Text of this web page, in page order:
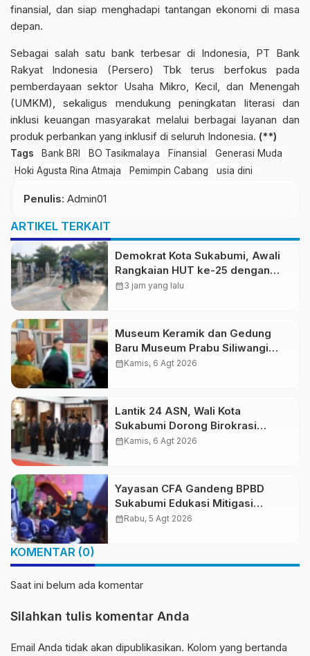
finansial, dan siap menghadapi tantangan ekonomi di masa
depan.
Sebagai salah satu bank terbesar di Indonesia, PT Bank
Rakyat Indonesia (Persero) Tbk terus berfokus pada
pemberdayaan sektor Usaha Mikro, Kecil, dan Menengah
(UMKM), sekaligus mendukung peningkatan literasi dan
inklusi keuangan masyarakat melalui berbagai layanan dan
produk perbankan yang inklusif di seluruh Indonesia. (**)
Tags Bank BRI BO Tasikmalaya Finansial
Generasi Muda
Hoki Agusta Rina Atmaja
Pemimpin Cabang usia dini
Penulis: Admin01
ARTIKEL TERKAIT
Demokrat Kota Sukabumi, Awali
Rangkaian HUT ke-25 dengan
Aksi Bersih Masjid Agung dan
calendar_month3 jam yang lalu
Museum Keramik dan Gedung
Baru Museum Prabu Siliwangi
Diresmikan, Ponpes Al-Fath
calendar_monthKamis, 6 Agt 2026
Lantik 24 ASN, Wali Kota
Sukabumi Dorong Birokrasi
Profesional dan Adaptif
calendar_monthKamis, 6 Agt 2026
Yayasan CFA Gandeng BPBD
Sukabumi Edukasi Mitigasi
Bencana untuk Anak Usia Dini
calendar_monthRabu, 5 Agt 2026
KOMENTAR (0)
Saat ini belum ada komentar
Silahkan tulis komentar Anda
Email Anda tidak akan dipublikasikan. Kolom yang bertanda